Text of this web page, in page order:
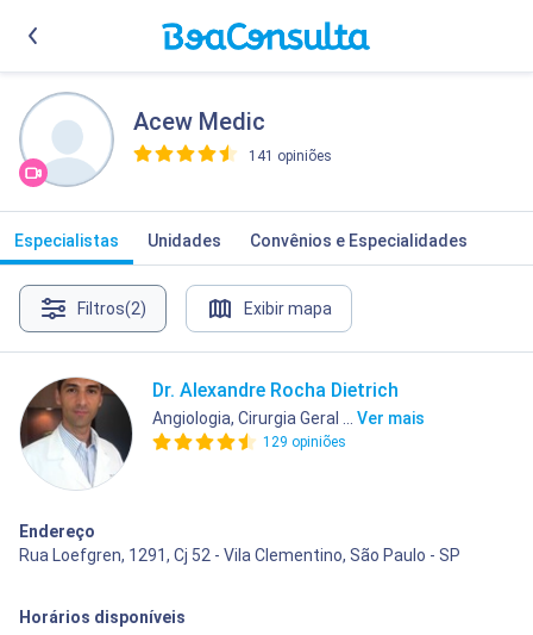
Acew Medic
141 opiniões
Especialistas Unidades Convênios e Especialidades
Filtros(2) Exibir mapa
Dr. Alexandre Rocha Dietrich
Angiologia, Cirurgia Geral ... Ver mais
129 opiniões
Endereço
Rua Loefgren, 1291, Cj 52 - Vila Clementino, São Paulo - SP
Horários disponíveis